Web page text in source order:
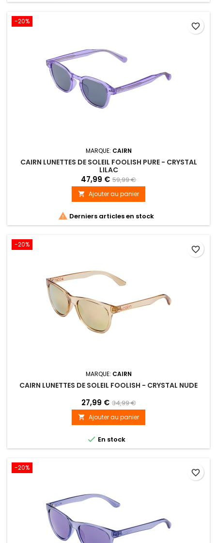
-20%
MARQUE: CAIRN
CAIRN LUNETTES DE SOLEIL FOOLISH PURE - CRYSTAL
LILAC
47,99 € 59,99 €
 Ajouter au panier
 Derniers articles en stock
favorite_border
-20%
MARQUE: CAIRN
CAIRN LUNETTES DE SOLEIL FOOLISH - CRYSTAL NUDE
27,99 € 34,99 €
 Ajouter au panier
 En stock
favorite_border
-20%
favorite_border